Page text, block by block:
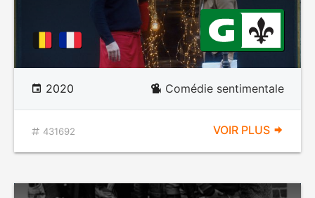
2020 Comédie sentimentale
431692 VOIR PLUS